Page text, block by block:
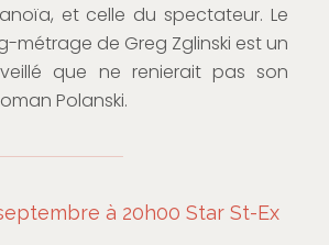
et celle du spectateur. Le
métrage de Greg Zglinski est un
que ne renierait pas son
Polanski.
à 20h00 Star St-Ex